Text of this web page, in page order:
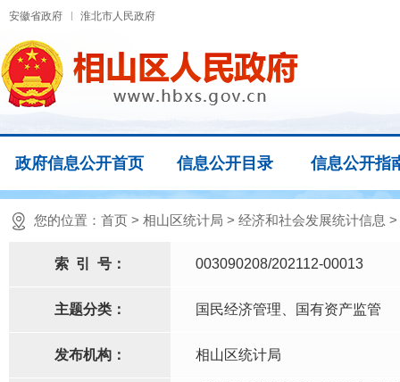
安徽省政府 淮北市人民政府
政府信息公开首页 信息公开目录 信息公开指
您的位置： 首页 > 相山区统计局 > 经济和社会发展统计信息 >
索 引 号： 003090208/202112-00013
主题分类： 国民经济管理、国有资产监管
发布机构： 相山区统计局